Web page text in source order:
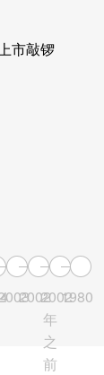
市敲锣
20022002
年
之
前
1980